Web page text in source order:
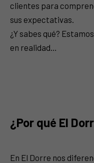
clientes para
sus expectativas.
¿Y sabes qué?
en realidad…
¿Por qué El
En El Dorre nos